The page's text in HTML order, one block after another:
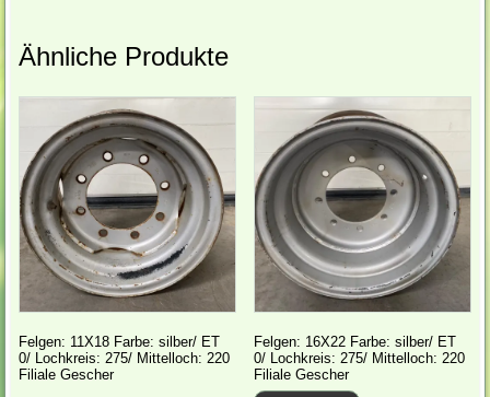
Ähnliche Produkte
Felgen: 11X18 Farbe: silber/ ET
0/ Lochkreis: 275/ Mittelloch: 220
Filiale Gescher
Felgen: 16X22 Farbe: silber/ ET
0/ Lochkreis: 275/ Mittelloch: 220
Filiale Gescher